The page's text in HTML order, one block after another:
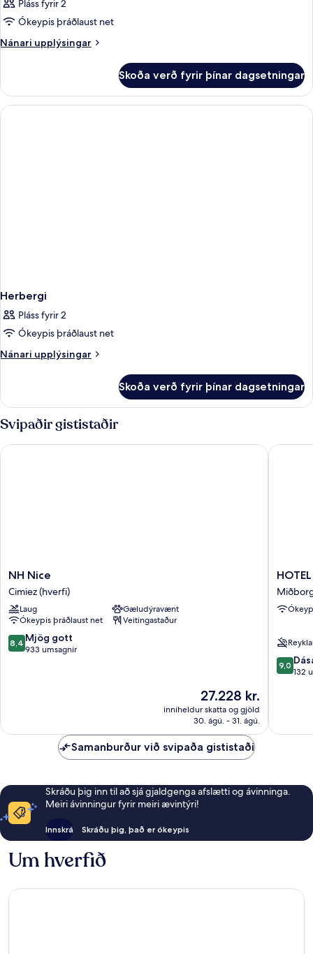
Pláss fyrir 2
Ókeypis þráðlaust net
Nánari upplýsingar
Nánari
Skoða verð fyrir þínar dagsetningar
Herbergi
Pláss fyrir 2
Ókeypis þráðlaust net
Nánari upplýsingar
Nánari
Skoða verð fyrir þínar dagsetningar
Svipaðir gististaðir
NH
Nice
Cimiez
(hverfi)
NH Nice
Cimiez (hverfi)
Laug
Gæludýravænt
Ókeypis þráðlaust net
Veitingastaður
8.4
af
8,4 Mjög gott
933 umsagnir
Verðið
27.228 kr.
27.228 kr.
inniheldur skatta og gjöld
30. ágú. - 31. ágú.
NH Nice
HOTEL
NICE
9.0
af
9,0
132
HOTEL
Samanburður við svipaða gististaði
Skráðu þig inn til að sjá gjaldgenga afslætti og ávinninga.
Meiri ávinningur fyrir meiri ævintýri!
Innskrá Skráðu þig, það er ókeypis
Um hverfið